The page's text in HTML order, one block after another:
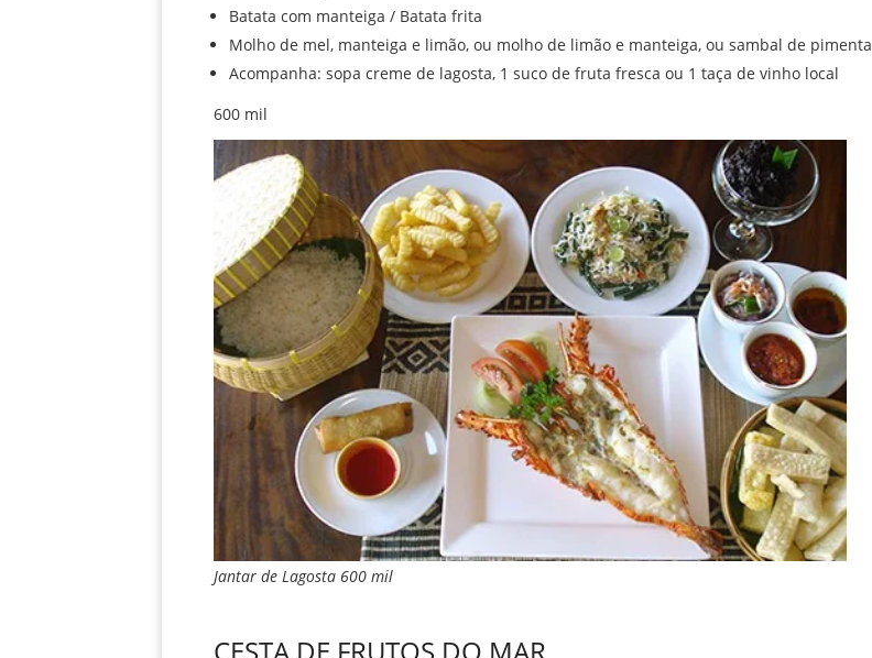
Batata com manteiga / Batata frita
Molho de mel, manteiga e limão, ou molho de limão e manteiga, ou sambal de pimenta
Acompanha: sopa creme de lagosta, 1 suco de fruta fresca ou 1 taça de vinho local
600 mil
Jantar de Lagosta 600 mil